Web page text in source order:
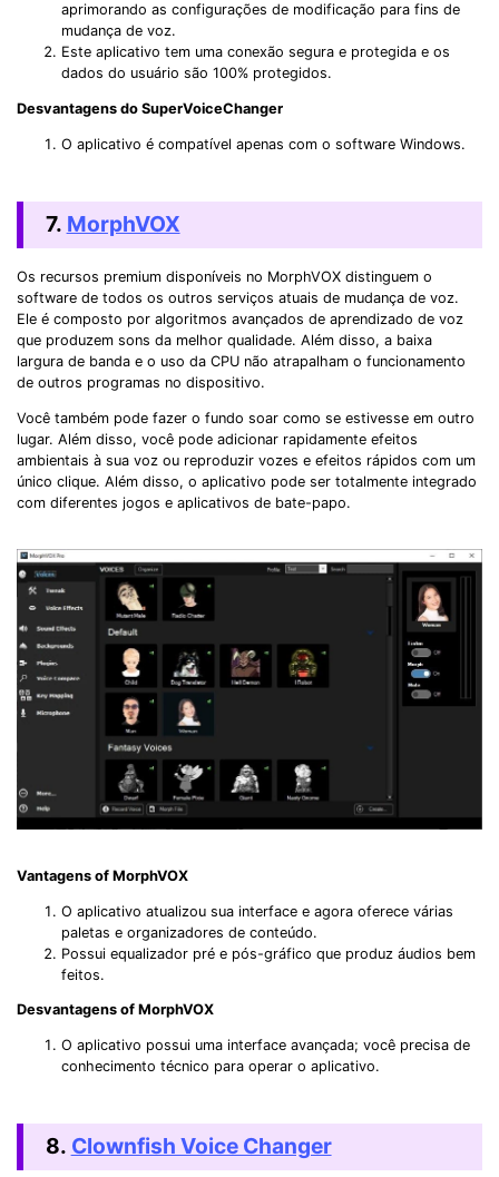
aprimorando as configurações de modificação para fins de
mudança de voz.
Este aplicativo tem uma conexão segura e protegida e os
dados do usuário são 100% protegidos.
Desvantagens do SuperVoiceChanger
O aplicativo é compatível apenas com o software Windows.
7. MorphVOX
Os recursos premium disponíveis no MorphVOX distinguem o
software de todos os outros serviços atuais de mudança de voz.
Ele é composto por algoritmos avançados de aprendizado de voz
que produzem sons da melhor qualidade. Além disso, a baixa
largura de banda e o uso da CPU não atrapalham o funcionamento
de outros programas no dispositivo.
Você também pode fazer o fundo soar como se estivesse em outro
lugar. Além disso, você pode adicionar rapidamente efeitos
ambientais à sua voz ou reproduzir vozes e efeitos rápidos com um
único clique. Além disso, o aplicativo pode ser totalmente integrado
com diferentes jogos e aplicativos de bate-papo.
Vantagens of MorphVOX
O aplicativo atualizou sua interface e agora oferece várias
paletas e organizadores de conteúdo.
Possui equalizador pré e pós-gráfico que produz áudios bem
feitos.
Desvantagens of MorphVOX
O aplicativo possui uma interface avançada; você precisa de
conhecimento técnico para operar o aplicativo.
8. Clownfish Voice Changer